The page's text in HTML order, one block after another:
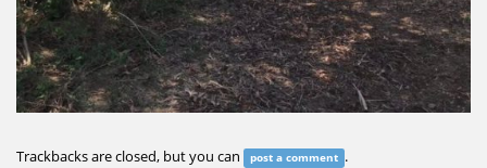
Trackbacks are closed, but you can post a comment .